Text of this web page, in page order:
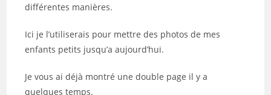
différentes manières.
Ici je l’utiliserais pour mettre des photos de mes
enfants petits jusqu’a aujourd’hui.
Je vous ai déjà montré une double page il y a
quelques temps.